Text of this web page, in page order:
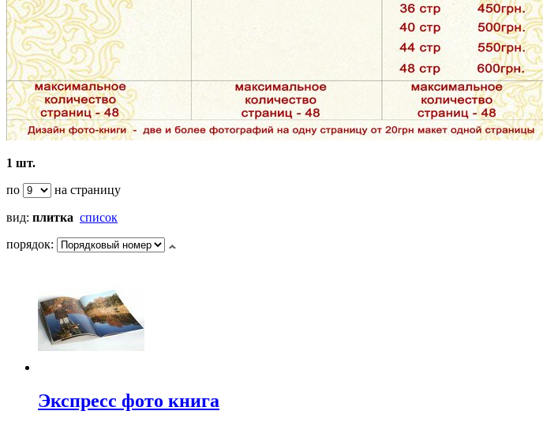
1 шт.
по
на страницу
вид: плитка список
порядок:
Экспресс фото книга